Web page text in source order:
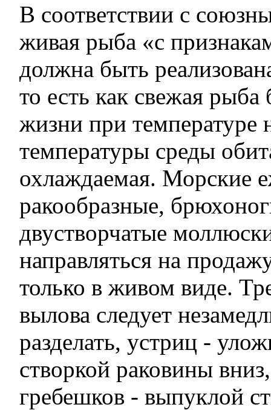
В соответствии с
живая рыба «с
должна быть
то есть как свежая рыба
жизни при температуре
температуры среды
охлаждаемая. Морские
ракообразные,
двустворчатые
направляться на
только в живом виде.
вылова следует
разделать, устриц -
створкой раковины
гребешков - выпуклой